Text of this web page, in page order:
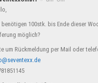
100stk. bis Ende dieser
möglich?
um Rückmeldung per Mail oder